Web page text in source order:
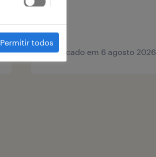
publicado em 6 agosto 2026
Permitir todos